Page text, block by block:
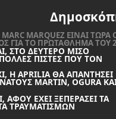
MARC MARQUEZ ΕΙΝΑΙ ΤΩΡΑ
ΓΙΑ ΤΟ ΠΡΩΤΑΘΛΗΜΑ ΤΟΥ
ΣΤΟ ΔΕΥΤΕΡΟ ΜΙΣΟ
ΠΙΣΤΕΣ ΠΟΥ ΤΟΝ
Η APRILIA ΘΑ ΑΠΑΝΤΗΣΕΙ
MARTIN, OGURA
ΑΦΟΥ ΕΧΕΙ ΞΕΠΕΡΑΣΕΙ ΤΑ
ΤΡΑΥΜΑΤΙΣΜΩΝ